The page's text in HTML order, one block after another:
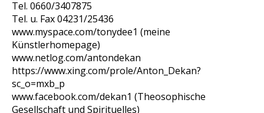
Tel. 0660/3407875
Tel. u. Fax 04231/25436
www.myspace.com/tonydee1 (meine
Künstlerhomepage)
www.netlog.com/antondekan
https://www.xing.com/profile/Anton_Dekan?
sc_o=mxb_p
www.facebook.com/dekan1 (Theosophische
Gesellschaft und Spirituelles)